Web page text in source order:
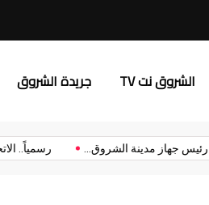
الشروق نت TV جريدة الشروق
رئيس جهاز مدينة الشروق... لمحمد...